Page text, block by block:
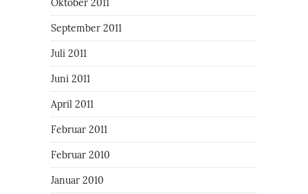
Oktober 2011
September 2011
Juli 2011
Juni 2011
April 2011
Februar 2011
Februar 2010
Januar 2010